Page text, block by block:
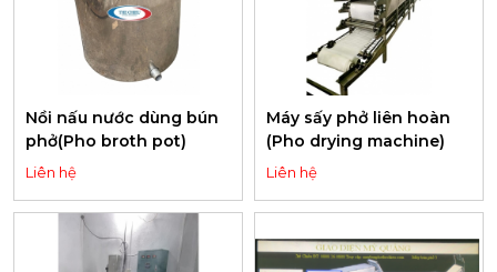
Nồi nấu nước dùng bún
phở(Pho broth pot)
Liên hệ
Máy sấy phở liên hoàn
(Pho drying machine)
Liên hệ